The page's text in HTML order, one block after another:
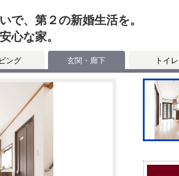
で、第２の新婚生活を。
心な家。
ング 玄関・廊下 トイレ